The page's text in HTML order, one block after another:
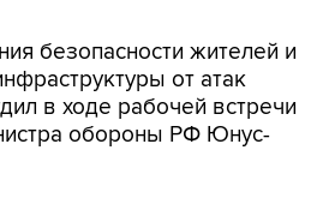
безопасности жителей и
от атак
в ходе рабочей встречи
обороны РФ Юнус-